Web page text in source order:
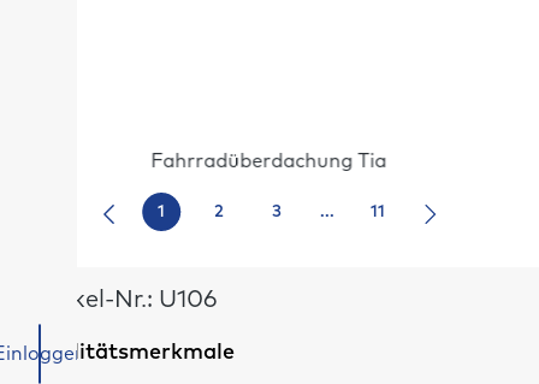
Artikel-Nr.: U106
Qualitätsmerkmale
Fahrradüberdachung Tia
1 2 3 ... 11